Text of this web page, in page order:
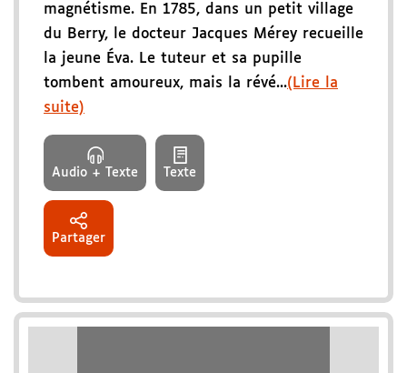
magnétisme. En 1785, dans un petit village
du Berry, le docteur Jacques Mérey recueille
la jeune Éva. Le tuteur et sa pupille
tombent amoureux, mais la révé...(Lire la
suite)
Audio + Texte Texte
Partager